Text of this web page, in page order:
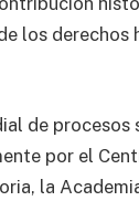
los derechos
de
por el
la